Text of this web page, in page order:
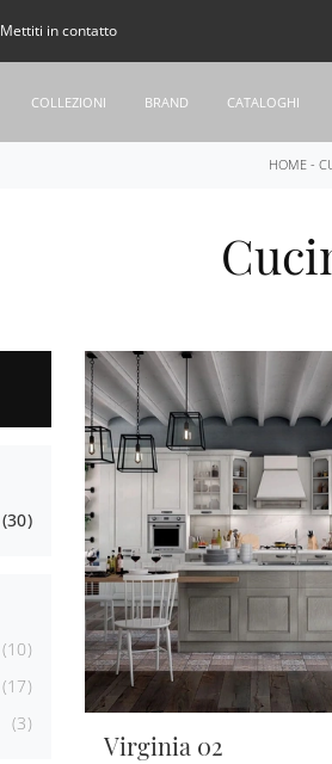
Mettiti in contatto
COLLEZIONI BRAND CATALOGHI
HOME-
30
10
17
3
Virginia 02